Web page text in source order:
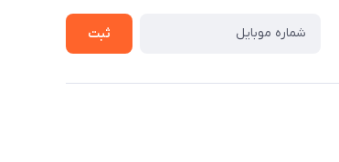
ثبت